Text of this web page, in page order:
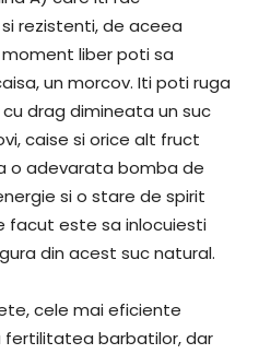
rezistenti, de aceea
liber poti sa
un morcov. Iti poti ruga
drag dimineata un suc
caise si orice alt fruct
o adevarata bomba de
si o stare de spirit
facut este sa inlocuiesti
din acest suc natural.
cele mai eficiente
barbatilor, dar